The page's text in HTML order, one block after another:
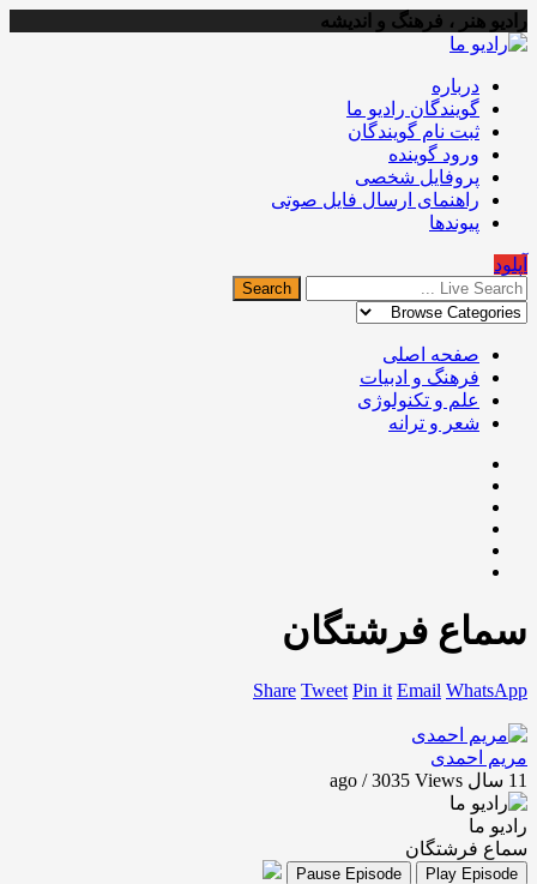
رادیو هنر ، فرهنگ و اندیشه
درباره
گویندگان رادیو ما
ثبت نام گویندگان
ورود گوینده
پروفایل شخصی
راهنمای ارسال فایل صوتی
پیوندها
آپلود
صفحه اصلی
فرهنگ و ادبیات
علم و تکنولوژی
شعر و ترانه
سماع فرشتگان
Share Tweet Pin it Email WhatsApp
مریم احمدی
11 سال ago / 3035
Views
رادیو ما
سماع فرشتگان
Play Episode
Pause Episode